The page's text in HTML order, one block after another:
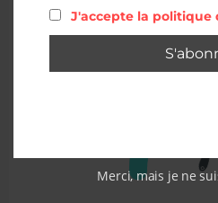
J'accepte la
Merci, mais je ne